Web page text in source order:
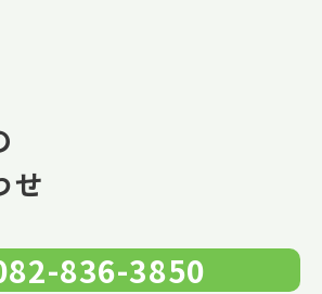
せ
836-3850